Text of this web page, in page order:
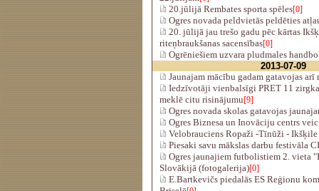
20.jūlijā Rembates sporta spēles[0]
Ogres novada peldvietās peldēties
20. jūlijā jau trešo gadu pēc kārtas
riteņbraukšanas sacensības[0]
Ogrēniešiem uzvara pludmales
2013-07-09
Jaunajam mācību gadam gatavojas arī
Iedzīvotāji vienbalsīgi PRET 11
meklē citu risinājumu[9]
Ogres novada skolas gatavojas
Ogres Biznesa un Inovāciju centrs
Velobrauciens Ropaži -Tīnūži - Ikšķile
Piesaki savu mākslas darbu festivāla
Ogres jaunajiem futbolistiem 2. vieta
Slovākijā (fotogalerija)[0]
E.Bartkevičs piedalās ES Reģionu